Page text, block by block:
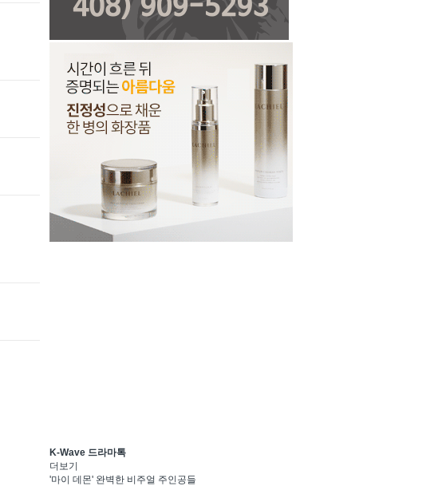
K-Wave 드라마톡
더보기
'마이 데몬' 완벽한 비주얼 주인공들